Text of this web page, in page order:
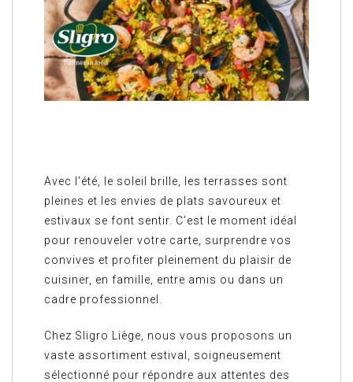
Avec l’été, le soleil brille, les terrasses sont
pleines et les envies de plats savoureux et
estivaux se font sentir. C’est le moment idéal
pour renouveler votre carte, surprendre vos
convives et profiter pleinement du plaisir de
cuisiner, en famille, entre amis ou dans un
cadre professionnel.
Chez Sligro Liège, nous vous proposons un
vaste assortiment estival, soigneusement
sélectionné pour répondre aux attentes des